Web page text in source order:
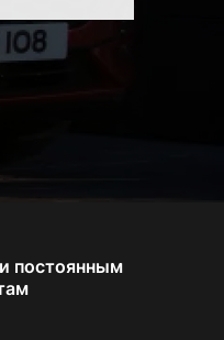
постоянным